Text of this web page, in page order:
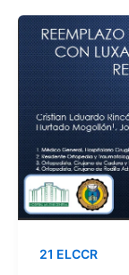
21 ELCCR